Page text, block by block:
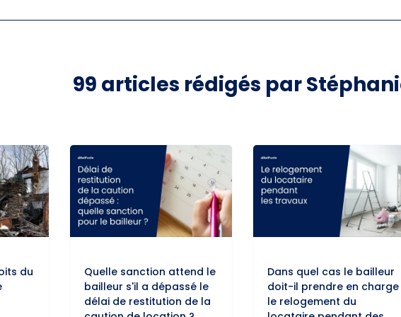
99 articles rédigés par
du
Quelle sanction attend le
bailleur s'il a dépassé le
délai de restitution de la
Dans quel cas le bailleur
doit-il prendre en charge
le relogement du